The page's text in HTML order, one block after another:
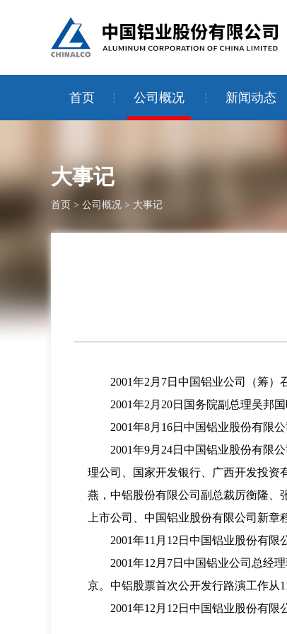
首页 公司概况 新闻动态
大事记
首页 > 公司概况 > 大事记
2001年2月7日中国铝业公司（筹
2001年2月20日国务院副总理吴邦
2001年8月16日中国铝业股份有限
2001年9月24日中国铝业股份有限
理公司、国家开发银行、广西开发投资
燕，中铝股份有限公司副总裁厉衡隆、
上市公司、中国铝业股份有限公司新章
2001年11月12日中国铝业股份有
2001年12月7日中国铝业公司总经
京。中铝股票首次公开发行路演工作从
2001年12月12日中国铝业股份有限